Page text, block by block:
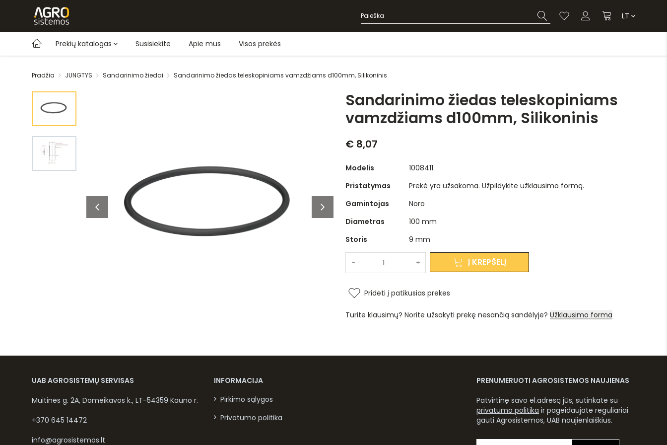
LT
Prekių katalogas Susisiekite Apie mus Visos prekės
Pradžia JUNGTYS Sandarinimo žiedai Sandarinimo žiedas teleskopiniams vamzdžiams d100mm, Silikoninis
Sandarinimo žiedas teleskopiniams
vamzdžiams d100mm, Silikoninis
€ 8,07
Modelis
1008411
Pristatymas
Prekė yra užsakoma. Užpildykite užklausimo formą.
Gamintojas
Noro
Diametras
100 mm
Storis
9 mm
- + Į KREPŠELĮ
Pridėti į patikusias prekes
Turite klausimų? Norite užsakyti prekę nesančią sandėlyje? Užklausimo forma
UAB AGROSISTEMŲ SERVISAS
Muitinės g. 2A, Domeikavos k., LT-54359 Kauno r.
+370 645 14472
info@agrosistemos.lt
INFORMACIJA
Pirkimo sąlygos
Privatumo politika
PRENUMERUOTI AGROSISTEMOS NAUJIENAS
Patvirtinę savo el.adresą jūs, sutinkate su
privatumo politika ir pageidaujate reguliariai
gauti Agrosistemos, UAB naujienlaiškius.